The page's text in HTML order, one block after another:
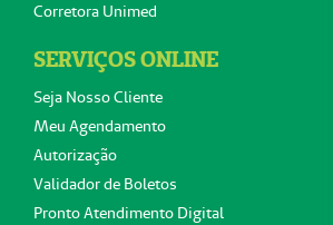
Corretora Unimed
SERVIÇOS ONLINE
Seja Nosso Cliente
Meu Agendamento
Autorização
Validador de Boletos
Pronto Atendimento Digital